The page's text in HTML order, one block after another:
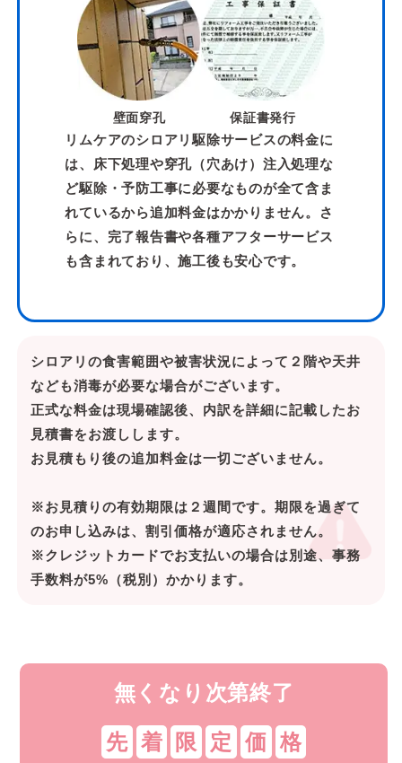
壁面穿孔 保証書発行
リムケアのシロアリ駆除サービスの料金に
は、床下処理や穿孔（穴あけ）注入処理な
ど駆除・予防工事に必要なものが全て含ま
れているから追加料金はかかりません。さ
らに、完了報告書や各種アフターサービス
も含まれており、施工後も安心です。
シロアリの食害範囲や被害状況によって２階や天井
なども消毒が必要な場合がございます。
正式な料金は現場確認後、内訳を詳細に記載したお
見積書をお渡しします。
お見積もり後の追加料金は一切ございません。
※お見積りの有効期限は２週間です。期限を過ぎて
のお申し込みは、割引価格が適応されません。
※クレジットカードでお支払いの場合は別途、事務
手数料が5%（税別）かかります。
無くなり次第終了
先 着 限 定 価 格